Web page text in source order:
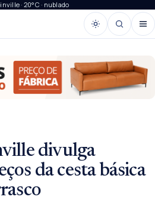
· 20°C · nublado
divulga
da cesta básica